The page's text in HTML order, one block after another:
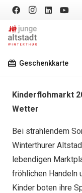
Geschenkkarte
Kinderflohmarkt
Wetter
Bei strahlendem
Winterthurer
lebendigen
fröhlichen Handeln
Kinder boten ihre